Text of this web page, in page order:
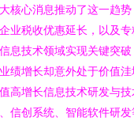
核心消息推动了这一趋
业税收优惠延长，以及
息技术领域实现关键突
绩增长却意外处于价值
高增长信息技术研发与
信创系统、智能软件研发